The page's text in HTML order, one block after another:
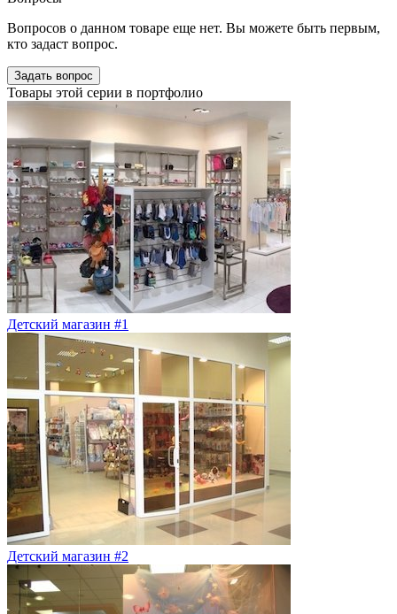
Вопросов о данном товаре еще нет. Вы можете быть первым,
кто задаст вопрос.
Задать вопрос
Товары этой серии в портфолио
Детский магазин #1
Детский магазин #2